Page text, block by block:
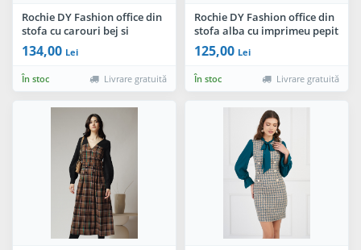
Rochie DY Fashion office din
stofa cu carouri bej si
maneci negre
134,00 Lei
În stoc Livrare gratuită
Rochie DY Fashion office din
stofa alba cu imprimeu pepit
si maneci negre
125,00 Lei
În stoc Livrare gratuită